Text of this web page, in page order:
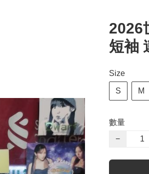
2026
短袖
Size
S M
數量
−